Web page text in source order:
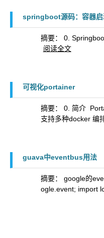
springboot源码：容器启
摘要： 0.
阅读全文
可视化portainer
摘要： 0. 简介
支持多种docker 编
guava中eventbus用法
摘要： ​ google的
ogle.event; import